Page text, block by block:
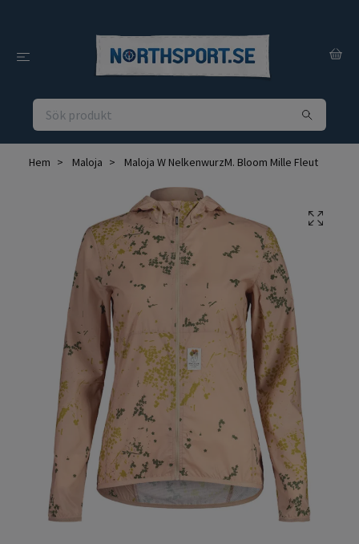
Hem Maloja Maloja W NelkenwurzM. Bloom Mille Fleut